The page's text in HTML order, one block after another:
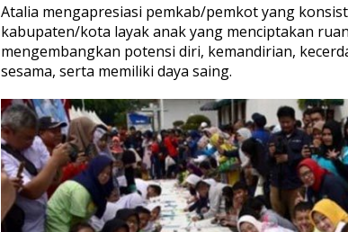
Atalia mengapresiasi pemkab/pemkot yang
kabupaten/kota layak anak yang menciptakan
mengembangkan potensi diri, kemandirian,
sesama, serta memiliki daya saing.